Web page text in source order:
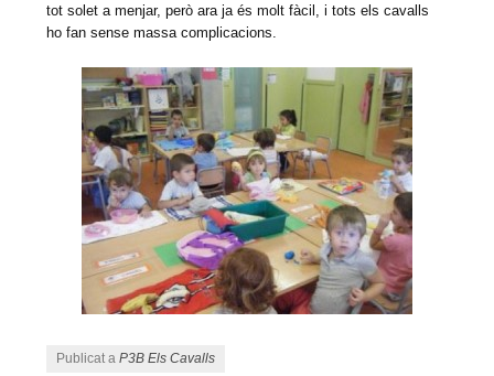
tot solet a menjar, però ara ja és molt fàcil, i tots els cavalls
ho fan sense massa complicacions.
Publicat aP3B Els Cavalls